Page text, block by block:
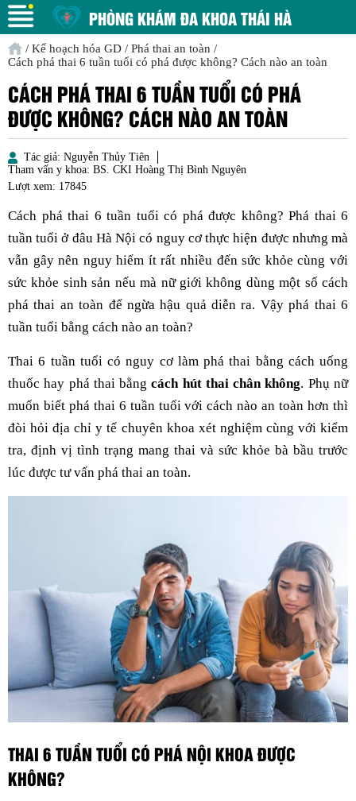
PHÒNG KHÁM ĐA KHOA THÁI HÀ
/ Kế hoạch hóa GD / Phá thai an toàn /
Cách phá thai 6 tuần tuổi có phá được không? Cách nào an toàn
CÁCH PHÁ THAI 6 TUẦN TUỔI CÓ PHÁ
ĐƯỢC KHÔNG? CÁCH NÀO AN TOÀN
Tác giả: Nguyễn Thủy Tiên
Tham vấn y khoa: BS. CKI Hoàng Thị Bình Nguyên
Lượt xem: 17845
Cách phá thai 6 tuần tuổi có phá được không? Phá thai 6
tuần tuổi ở đâu Hà Nội có nguy cơ thực hiện được nhưng mà
vẫn gây nên nguy hiểm ít rất nhiều đến sức khỏe cùng với
sức khỏe sinh sản nếu mà nữ giới không dùng một số cách
phá thai an toàn để ngừa hậu quả diễn ra. Vậy phá thai 6
tuần tuổi bằng cách nào an toàn?
Thai 6 tuần tuổi có nguy cơ làm phá thai bằng cách uống
thuốc hay phá thai bằngcách hút thai chân không. Phụ nữ
muốn biết phá thai 6 tuần tuổi với cách nào an toàn hơn thì
đòi hỏi địa chỉ y tế chuyên khoa xét nghiệm cùng với kiểm
tra, định vị tình trạng mang thai và sức khỏe bà bầu trước
lúc được tư vấn phá thai an toàn.
THAI 6 TUẦN TUỔI CÓ PHÁ NỘI KHOA ĐƯỢC
KHÔNG?